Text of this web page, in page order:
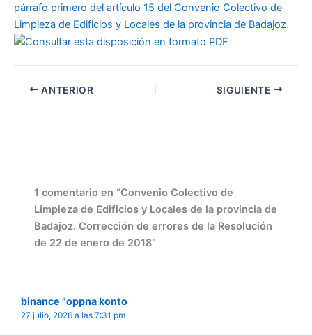
párrafo primero del artículo 15 del Convenio Colectivo de
Limpieza de Edificios y Locales de la provincia de Badajoz.
ANTERIOR SIGUIENTE
1 comentario en “Convenio Colectivo de
Limpieza de Edificios y Locales de la provincia de
Badajoz. Corrección de errores de la Resolución
de 22 de enero de 2018”
binance "oppna konto
27 julio, 2026 a las 7:31 pm